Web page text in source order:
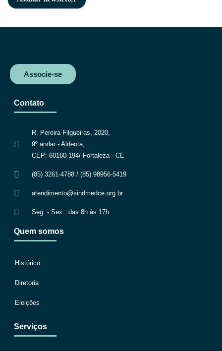
Associe-se
Contato
R. Pereira Filgueiras, 2020,
9º andar - Aldeota,
CEP: 60160-194/ Fortaleza - CE
(85) 3261-4788 / (85) 98956-5419
atendimento@sindmedce.org.br
Seg. - Sex.: das 8h às 17h
Quem somos
Histórico
Diretoria
Eleições
Serviços